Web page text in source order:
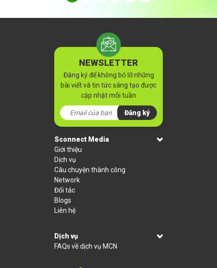
NEWSLETTER
Đăng ký để không bỏ lỡ những
bài viết và tin tức sáng tạo được
cập nhật mỗi tuần
Đăng ký
Sconnect Media
Giới thiệu
Dịch vụ
Câu chuyện thành công
Network
Đối tác
Blogs
Liên hệ
Dịch vụ
FAQs về dịch vụ MCN